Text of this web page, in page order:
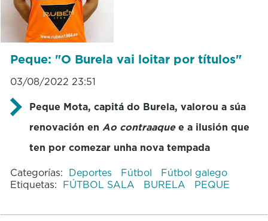
Peque: "O Burela vai loitar por títulos"
03/08/2022 23:51
Peque Mota, capitá do Burela, valorou a súa
renovación en Ao contraaquee a ilusión que
ten por comezar unha nova tempada
Categorías: Deportes Fútbol
Fútbol galego
Etiquetas: FÚTBOL SALA BURELA PEQUE